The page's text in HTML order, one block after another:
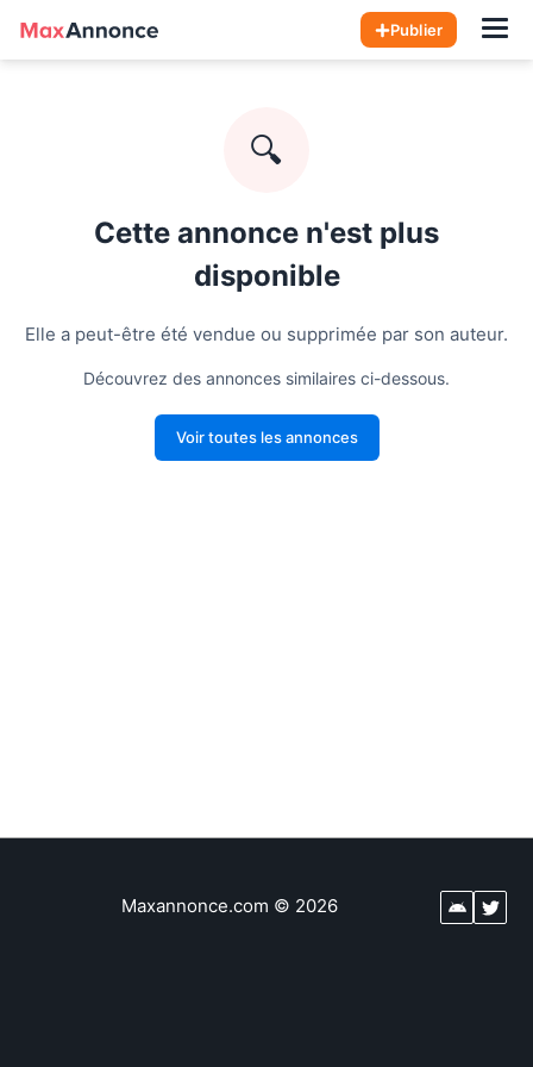
Publier
🔍
Cette annonce n'est plus
disponible
Elle a peut-être été vendue ou supprimée par son auteur.
Découvrez des annonces similaires ci-dessous.
Voir toutes les annonces
Maxannonce.com © 2026